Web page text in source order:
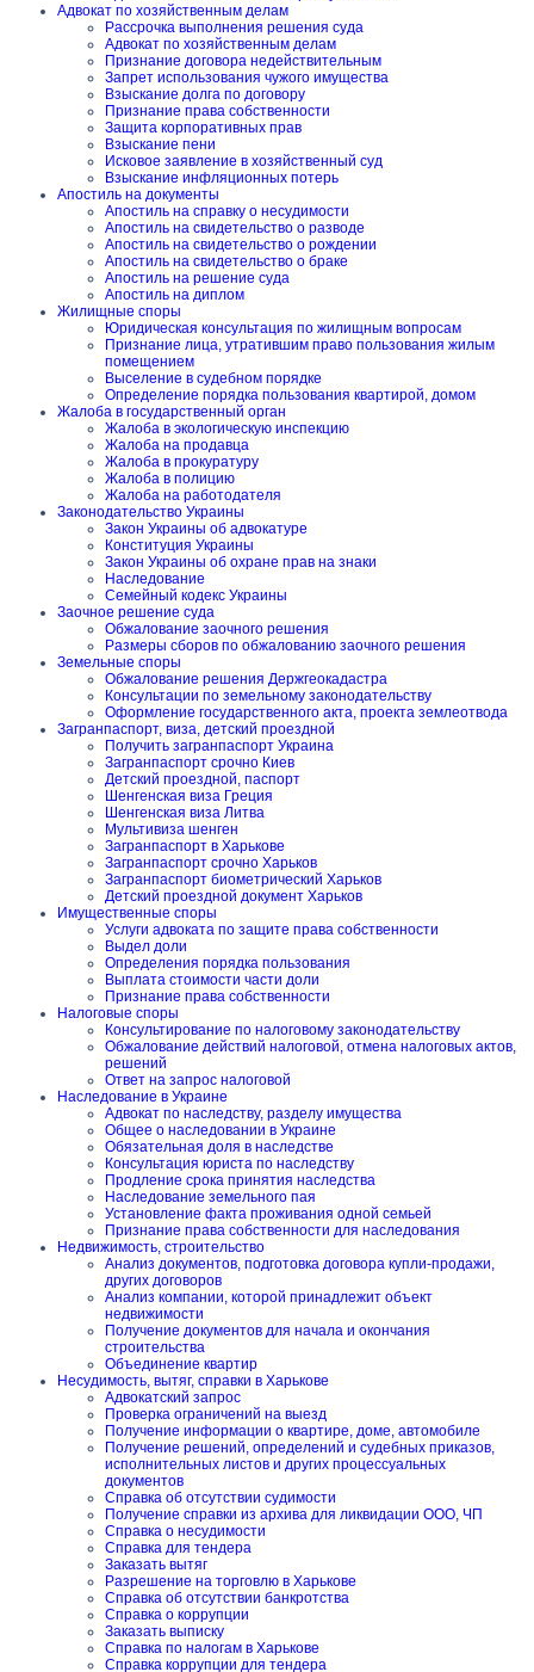
Адвокат по хозяйственным делам
Рассрочка выполнения решения суда
Адвокат по хозяйственным делам
Признание договора недействительным
Запрет использования чужого имущества
Взыскание долга по договору
Признание права собственности
Защита корпоративных прав
Взыскание пени
Исковое заявление в хозяйственный суд
Взыскание инфляционных потерь
Апостиль на документы
Апостиль на справку о несудимости
Апостиль на свидетельство о разводе
Апостиль на свидетельство о рождении
Апостиль на свидетельство о браке
Апостиль на решение суда
Апостиль на диплом
Жилищные споры
Юридическая консультация по жилищным вопросам
Признание лица, утратившим право пользования жилым
помещением
Выселение в судебном порядке
Определение порядка пользования квартирой, домом
Жалоба в государственный орган
Жалоба в экологическую инспекцию
Жалоба на продавца
Жалоба в прокуратуру
Жалоба в полицию
Жалоба на работодателя
Законодательство Украины
Закон Украины об адвокатуре
Конституция Украины
Закон Украины об охране прав на знаки
Наследование
Семейный кодекс Украины
Заочное решение суда
Обжалование заочного решения
Размеры сборов по обжалованию заочного решения
Земельные споры
Обжалование решения Держгеокадастра
Консультации по земельному законодательству
Оформление государственного акта, проекта землеотвода
Загранпаспорт, виза, детский проездной
Получить загранпаспорт Украина
Загранпаспорт срочно Киев
Детский проездной, паспорт
Шенгенская виза Греция
Шенгенская виза Литва
Мультивиза шенген
Загранпаспорт в Харькове
Загранпаспорт срочно Харьков
Загранпаспорт биометрический Харьков
Детский проездной документ Харьков
Имущественные споры
Услуги адвоката по защите права собственности
Выдел доли
Определения порядка пользования
Выплата стоимости части доли
Признание права собственности
Налоговые споры
Консультирование по налоговому законодательству
Обжалование действий налоговой, отмена налоговых актов,
решений
Ответ на запрос налоговой
Наследование в Украине
Адвокат по наследству, разделу имущества
Общее о наследовании в Украине
Обязательная доля в наследстве
Консультация юриста по наследству
Продление срока принятия наследства
Наследование земельного пая
Установление факта проживания одной семьей
Признание права собственности для наследования
Недвижимость, строительство
Анализ документов, подготовка договора купли-продажи,
других договоров
Анализ компании, которой принадлежит объект
недвижимости
Получение документов для начала и окончания
строительства
Объединение квартир
Несудимость, вытяг, справки в Харькове
Адвокатский запрос
Проверка ограничений на выезд
Получение информации о квартире, доме, автомобиле
Получение решений, определений и судебных приказов,
исполнительных листов и других процессуальных
документов
Справка об отсутствии судимости
Получение справки из архива для ликвидации ООО, ЧП
Справка о несудимости
Справка для тендера
Заказать вытяг
Разрешение на торговлю в Харькове
Справка об отсутствии банкротства
Справка о коррупции
Заказать выписку
Справка по налогам в Харькове
Справка коррупции для тендера